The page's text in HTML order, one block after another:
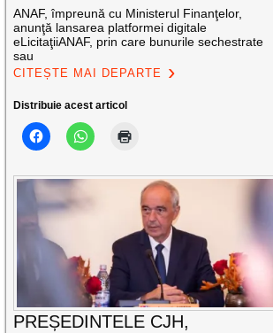
ANAF, împreună cu Ministerul Finanţelor,
anunţă lansarea platformei digitale
eLicitaţiiANAF, prin care bunurile sechestrate
sau
CITEȘTE MAI DEPARTE
Distribuie acest articol
PREȘEDINTELE CJH,